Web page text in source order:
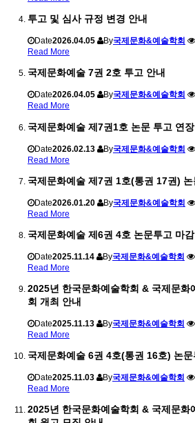
투고 및 심사 규정 변경 안내
Date2026.04.05 By국제문화&예술학회
Read More
국제문화예술 7권 2호 투고 안내
Date2026.04.05 By국제문화&예술학회
Read More
국제문화예술 제7권1호 논문 투고 연
Date2026.02.13 By국제문화&예술학회
Read More
국제문화예술 제7권 1호(통권 17권)
Date2026.01.20 By국제문화&예술학회
Read More
국제문화예술 제6권 4호 논문투고 마
Date2025.11.14 By국제문화&예술학회
Read More
2025년 한국문화예술학회 & 국제문화
회 개최 안내
Date2025.11.13 By국제문화&예술학회
Read More
국제문화예술 6권 4호(통권 16호) 논문
Date2025.11.03 By국제문화&예술학회
Read More
2025년 한국문화예술학회 & 국제문화